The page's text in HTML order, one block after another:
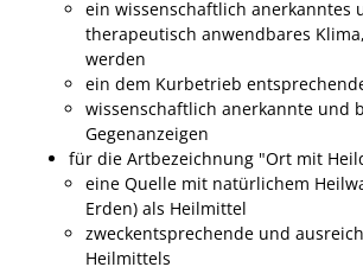
ein wissenschaftlich anerkanntes
therapeutisch anwendbares
werden
ein dem Kurbetrieb
wissenschaftlich anerkannte und
Gegenanzeigen
für die Artbezeichnung "Ort mit
eine Quelle mit natürlichem
Erden) als Heilmittel
zweckentsprechende und
Heilmittels